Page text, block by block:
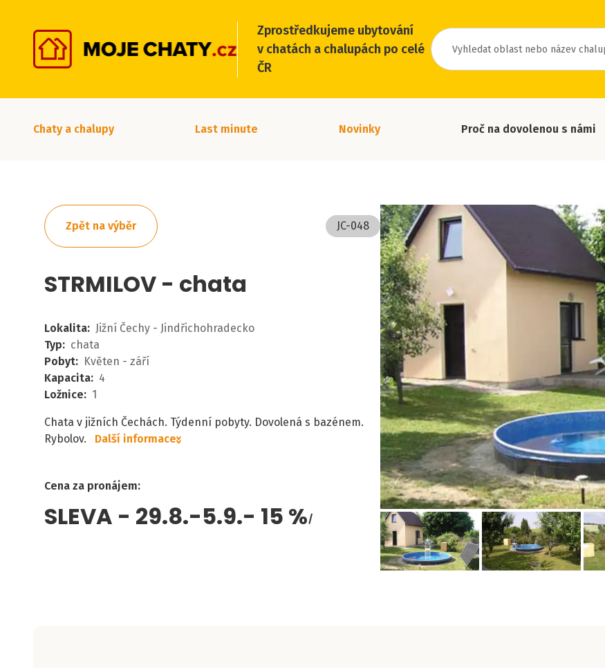
Zprostředkujeme ubytování
v chatách a chalupách po celé
ČR
Chaty a chalupy Last minute Novinky Proč na dovolenou s námi
Zpět na výběr JC-048
STRMILOV - chata
Lokalita: Jižní Čechy - Jindřichohradecko
Typ: chata
Pobyt: Květen - září
Kapacita: 4
Ložnice: 1
Chata v jižních Čechách. Týdenní pobyty. Dovolená s bazénem.
Rybolov.
Další informace
Cena za pronájem:
SLEVA - 29.8.-5.9.- 15 %